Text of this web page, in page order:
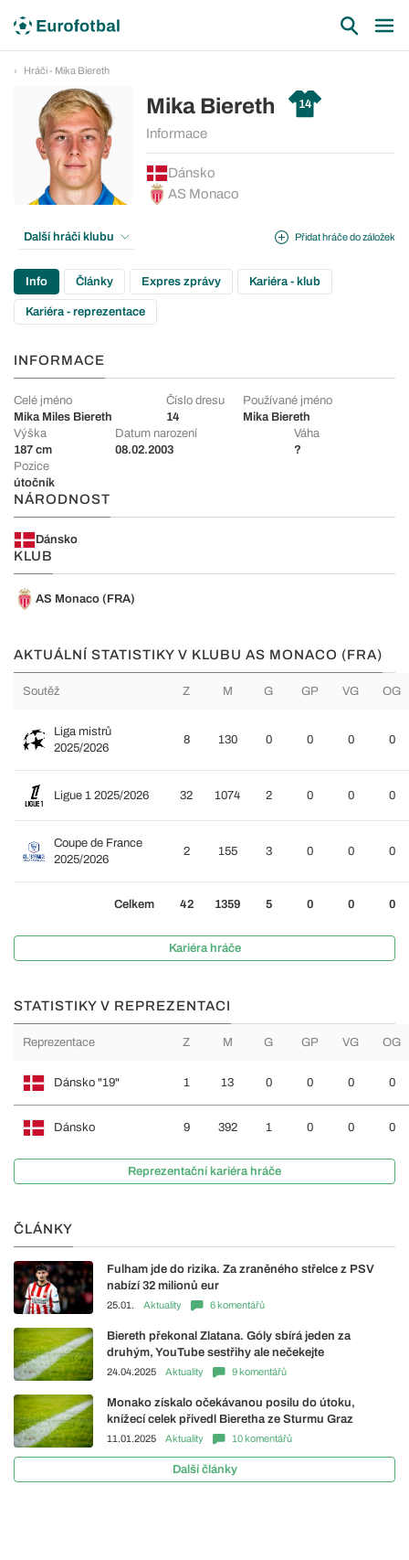
Hráči - Mika Biereth
Mika Biereth 14
Informace
Dánsko
AS Monaco
Přidat hráče do záložek
Další hráči klubu
Info Články Expres zprávy Kariéra - klub
Kariéra - reprezentace
INFORMACE
Celé jméno
Mika Miles Biereth
Číslo dresu
14
Používané jméno
Mika Biereth
Výška
187 cm
Datum narození
08.02.2003
Váha
?
Pozice
útočník
NÁRODNOST
Dánsko
KLUB
AS Monaco (FRA)
AKTUÁLNÍ STATISTIKY V KLUBU AS MONACO (FRA)
Soutěž Z M G GP VG OG
Liga mistrů
2025/2026
8 130 0 0 0 0
Ligue 1 2025/2026 32 1074 2 0 0 0
Coupe de France
2025/2026
2 155 3 0 0 0
Celkem 42 1359 5 0 0 0
Kariéra hráče
STATISTIKY V REPREZENTACI
Reprezentace Z M G GP VG OG
Dánsko "19" 1 13 0 0 0 0
Dánsko 9 392 1 0 0 0
Reprezentační kariéra hráče
ČLÁNKY
Fulham jde do rizika. Za zraněného střelce z PSV
nabízí 32 milionů eur
25.01. Aktuality 6 komentářů
Biereth překonal Zlatana. Góly sbírá jeden za
druhým, YouTube sestřihy ale nečekejte
24.04.2025 Aktuality 9 komentářů
Monako získalo očekávanou posilu do útoku,
knížecí celek přivedl Bieretha ze Sturmu Graz
11.01.2025 Aktuality 10 komentářů
Další články